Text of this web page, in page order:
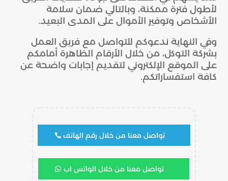
لأطول فترة ممكنة، وبالتالي ضمان سلامة
الأشخاص وتوفير الأموال على المدى البعيد.
وفي النهاية ندعوكم للتواصل مع فريق العمل
بشركة التوكل، من خلال الأرقام الظاهرة أمامكم
على الموقع الإلكتروني لتقديم إجابات واضحة عن
كافة استفساراتكم.
تواصل معنا من خلال رقم الهاتف
تواصل معنا من خلال الواتس اب